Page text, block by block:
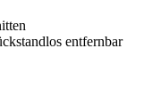
entfernbar